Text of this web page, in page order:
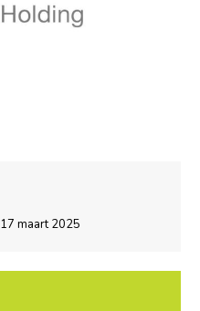
17 maart 2025